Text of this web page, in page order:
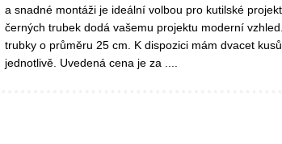
a snadné montáži je ideální volbou pro kutilské
černých trubek dodá vašemu projektu moderní
trubky o průměru 25 cm. K dispozici mám dvacet
jednotlivě. Uvedená cena je za ....